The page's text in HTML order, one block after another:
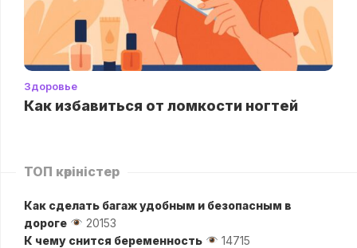
Здоровье
Как избавиться от ломкости ногтей
ТОП көріністер
Как сделать багаж удобным и безопасным в
дороге
20153
К чему снится беременность
14715